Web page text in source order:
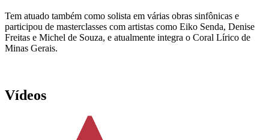
Tem atuado também como solista em várias obras sinfônicas e
participou de masterclasses com artistas como Eiko Senda, Denise
Freitas e Michel de Souza, e atualmente integra o Coral Lírico de
Minas Gerais.
Vídeos